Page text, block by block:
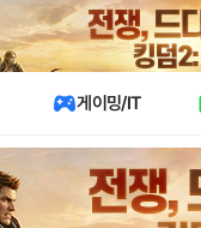
게이밍/IT